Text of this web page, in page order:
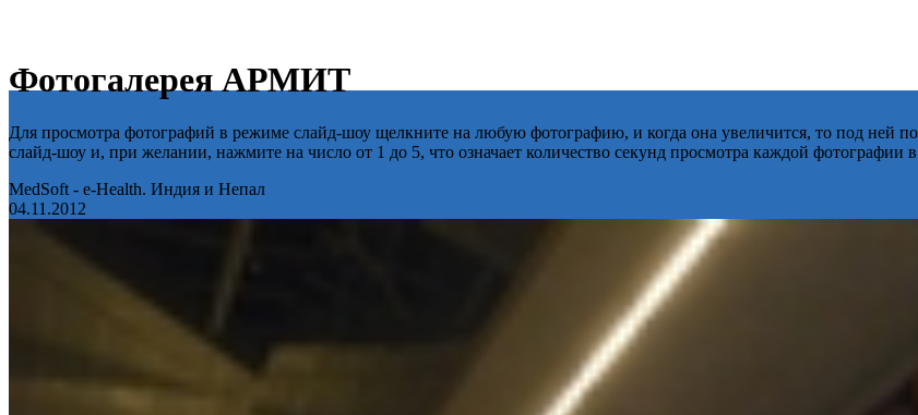
Фотогалерея АРМИТ
Для просмотра фотографий в режиме слайд-шоу щелкните на любую фотографию, и когда она увеличится, то под ней
слайд-шоу и, при желании, нажмите на число от 1 до 5, что означает количество секунд просмотра каждой фотографии
MedSoft - e-Health. Индия и Непал
04.11.2012